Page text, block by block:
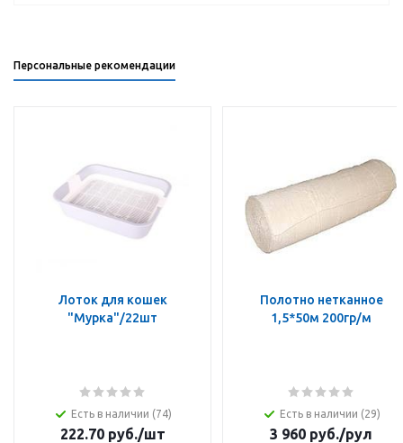
Персональные рекомендации
Лоток для кошек
"Мурка"/22шт
Есть в наличии (74)
222.70руб./шт
Полотно нетканное
1,5*50м 200гр/м
Есть в наличии (29)
3 960 руб./рул